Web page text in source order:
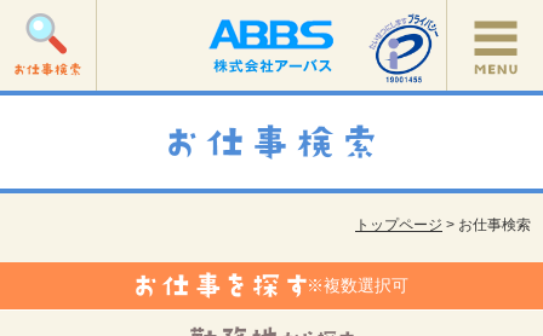
トップページ > お仕事検索
※複数選択可